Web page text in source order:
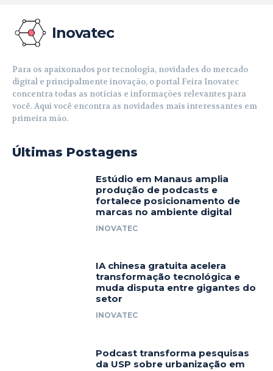
Inovatec
Para os apaixonados por tecnologia, novidades do mercado
digital e principalmente inovação, o portal Feira Inovatec
concentra todas as notícias e informações relevantes para
você. Aqui você encontra as novidades mais interessantes em
primeira mão.
Últimas Postagens
Estúdio em Manaus amplia
produção de podcasts e
fortalece posicionamento de
marcas no ambiente digital
INOVATEC
IA chinesa gratuita acelera
transformação tecnológica e
muda disputa entre gigantes do
setor
INOVATEC
Podcast transforma pesquisas
da USP sobre urbanização em